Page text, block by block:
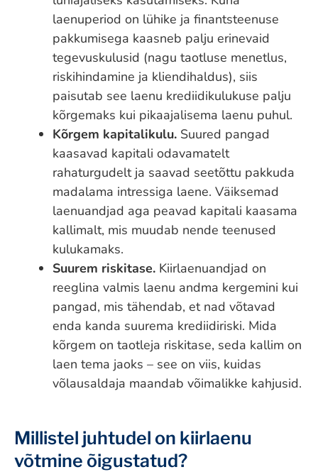
laenuperiod on lühike ja finantsteenuse
pakkumisega kaasneb palju erinevaid
tegevuskulusid (nagu taotluse menetlus,
riskihindamine ja kliendihaldus), siis
paisutab see laenu krediidikulukuse palju
kõrgemaks kui pikaajalisema laenu puhul.
Kõrgem kapitalikulu. Suured pangad
kaasavad kapitali odavamatelt
rahaturgudelt ja saavad seetõttu pakkuda
madalama intressiga laene. Väiksemad
laenuandjad aga peavad kapitali kaasama
kallimalt, mis muudab nende teenused
kulukamaks.
Suurem riskitase. Kiirlaenuandjad on
reeglina valmis laenu andma kergemini kui
pangad, mis tähendab, et nad võtavad
enda kanda suurema krediidiriski. Mida
kõrgem on taotleja riskitase, seda kallim on
laen tema jaoks – see on viis, kuidas
võlausaldaja maandab võimalikke kahjusid.
Millistel juhtudel on kiirlaenu
võtmine õigustatud?